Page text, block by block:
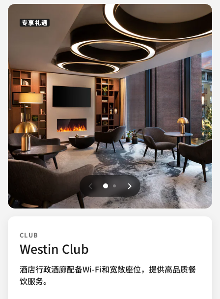
专享礼遇
上一页
0 1 下一页
CLUB
Westin Club
酒店行政酒廊配备Wi-Fi和宽敞座位，提供高品质餐
饮服务。